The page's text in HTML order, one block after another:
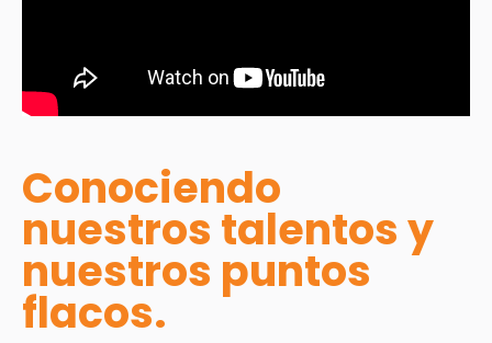
Conociendo
nuestros talentos y
nuestros puntos
flacos.